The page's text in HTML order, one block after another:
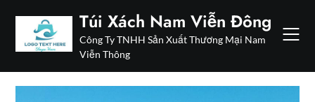
content
Túi Xách Nam Viễn Đông
Công Ty TNHH Sản Xuất Thương Mại Nam
Viễn Thông